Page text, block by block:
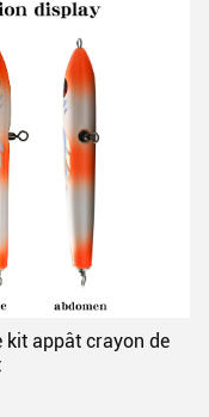
kit appât crayon de